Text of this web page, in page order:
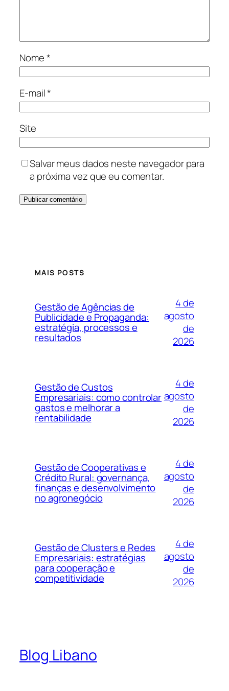
Nome*
E-mail*
Site
Salvar meus dados neste navegador para
a próxima vez que eu comentar.
MAIS POSTS
Gestão de Agências de
Publicidade e Propaganda:
estratégia, processos e
resultados
4 de
agosto
de
2026
Gestão de Custos
Empresariais: como controlar
gastos e melhorar a
rentabilidade
4 de
agosto
de
2026
Gestão de Cooperativas e
Crédito Rural: governança,
finanças e desenvolvimento
no agronegócio
4 de
agosto
de
2026
Gestão de Clusters e Redes
Empresariais: estratégias
para cooperação e
competitividade
4 de
agosto
de
2026
Blog Libano